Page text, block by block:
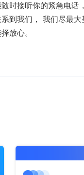
时接听你的紧急电话
到我们， 我们尽最
放心。